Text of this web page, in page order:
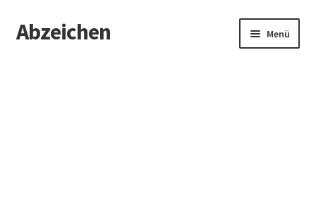
Zur
Navigation
Zum
Inhalt
Abzeichen Menü